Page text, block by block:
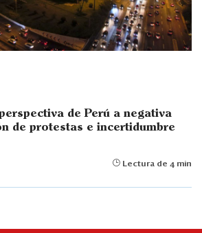
de Perú a negativa
de protestas e incertidumbre
Lectura de 4 min